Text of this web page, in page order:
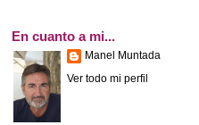
En cuanto a mi...
Manel Muntada
Ver todo mi perfil